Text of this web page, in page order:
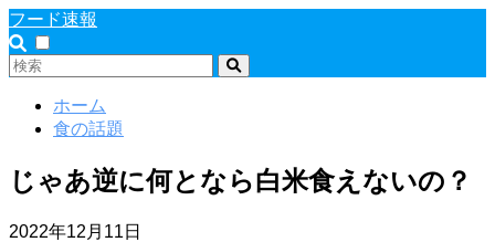
フード速報
ホーム
食の話題
じゃあ逆に何となら白米食えないの？
2022年12月11日